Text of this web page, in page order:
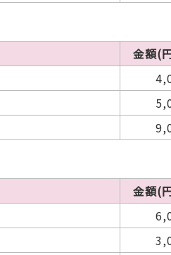
金額(
金額(